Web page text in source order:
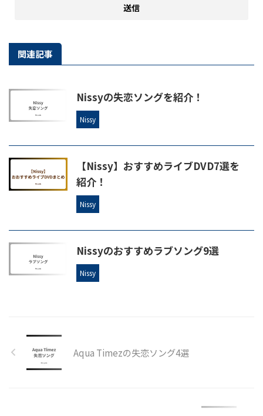
関連記事
Nissyの失恋ソングを紹介！
Nissy
【Nissy】おすすめライブDVD7選を
紹介！
Nissy
Nissyのおすすめラブソング9選
Nissy
Aqua Timezの失恋ソング4選